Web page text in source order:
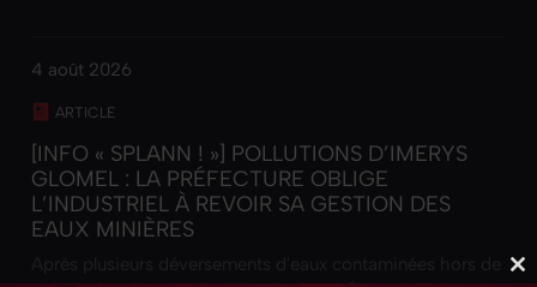
4 août 2026
ARTICLE
[INFO « SPLANN ! »] POLLUTIONS D’IMERYS
GLOMEL : LA PRÉFECTURE OBLIGE
L’INDUSTRIEL À REVOIR SA GESTION DES
EAUX MINIÈRES